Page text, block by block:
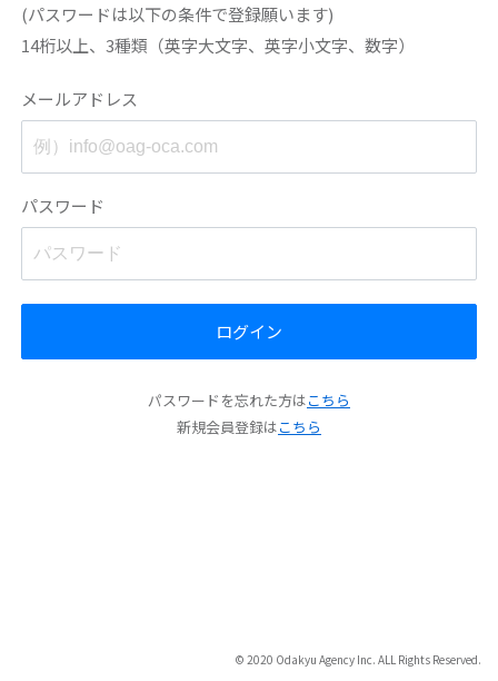
(パスワードは以下の条件で登録願います)
14桁以上、3種類（英字大文字、英字小文字、数字）
メールアドレス
パスワード
ログイン
パスワードを忘れた方はこちら
新規会員登録はこちら
© 2020 Odakyu Agency Inc. ALL Rights Reserved.